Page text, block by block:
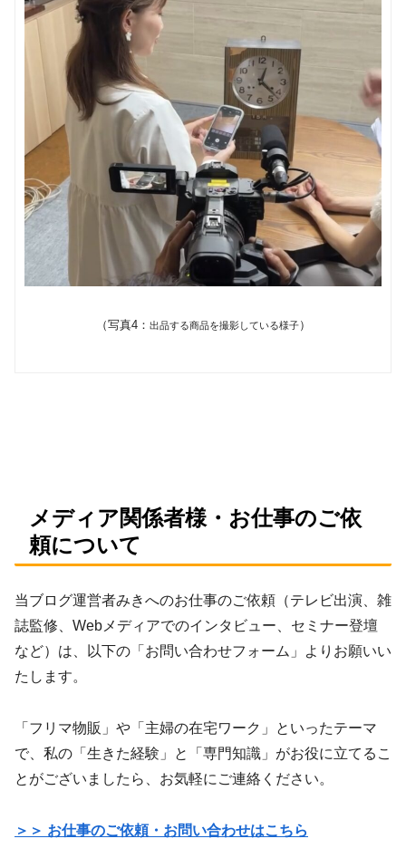
（写真4： 出品する商品を撮影している様子）
メディア関係者様・お仕事のご依
頼について
当ブログ運営者みきへのお仕事のご依頼（テレビ出演、雑
誌監修、Webメディアでのインタビュー、セミナー登壇
など）は、以下の「お問い合わせフォーム」よりお願いい
たします。
「フリマ物販」や「主婦の在宅ワーク」といったテーマ
で、私の「生きた経験」と「専門知識」がお役に立てるこ
とがございましたら、お気軽にご連絡ください。
＞＞ お仕事のご依頼・お問い合わせはこちら